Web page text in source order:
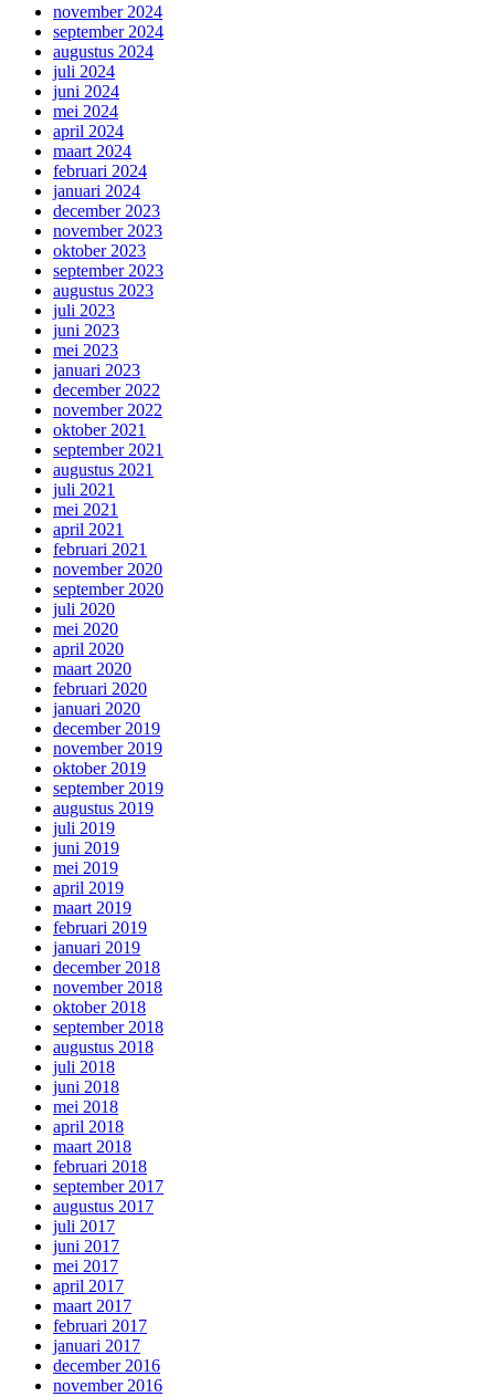
november 2024
september 2024
augustus 2024
juli 2024
juni 2024
mei 2024
april 2024
maart 2024
februari 2024
januari 2024
december 2023
november 2023
oktober 2023
september 2023
augustus 2023
juli 2023
juni 2023
mei 2023
januari 2023
december 2022
november 2022
oktober 2021
september 2021
augustus 2021
juli 2021
mei 2021
april 2021
februari 2021
november 2020
september 2020
juli 2020
mei 2020
april 2020
maart 2020
februari 2020
januari 2020
december 2019
november 2019
oktober 2019
september 2019
augustus 2019
juli 2019
juni 2019
mei 2019
april 2019
maart 2019
februari 2019
januari 2019
december 2018
november 2018
oktober 2018
september 2018
augustus 2018
juli 2018
juni 2018
mei 2018
april 2018
maart 2018
februari 2018
september 2017
augustus 2017
juli 2017
juni 2017
mei 2017
april 2017
maart 2017
februari 2017
januari 2017
december 2016
november 2016